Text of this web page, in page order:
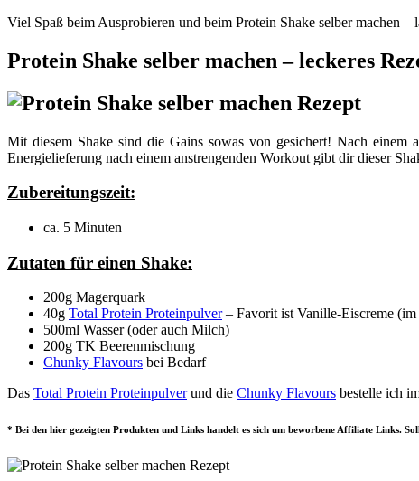
Viel Spaß beim Ausprobieren und beim Protein Shake selber machen –
Protein Shake selber machen – leckeres
Mit diesem Shake sind die Gains sowas von gesichert! Nach
Energielieferung nach einem anstrengenden Workout gibt dir dieser
Zubereitungszeit:
ca. 5 Minuten
Zutaten für einen Shake:
200g Magerquark
40g Total Protein Proteinpulver– Favorit ist Vanille-Eiscreme
500ml Wasser (oder auch Milch)
200g TK Beerenmischung
Chunky Flavours bei Bedarf
Das Total Protein Proteinpulverund die Chunky Flavours bestelle ich
* Bei den hier gezeigten Produkten und Links handelt es sich um beworbene Affiliate Links.